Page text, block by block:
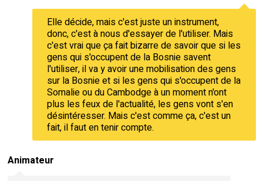
Elle décide, mais c'est juste un instrument,
donc, c'est à nous d'essayer de l'utiliser. Mais
c'est vrai que ça fait bizarre de savoir que si les
gens qui s'occupent de la Bosnie savent
l'utiliser, il va y avoir une mobilisation des gens
sur la Bosnie et si les gens qui s'occupent de la
Somalie ou du Cambodge à un moment n'ont
plus les feux de l'actualité, les gens vont s'en
désintéresser. Mais c'est comme ça, c'est un
fait, il faut en tenir compte.
Animateur